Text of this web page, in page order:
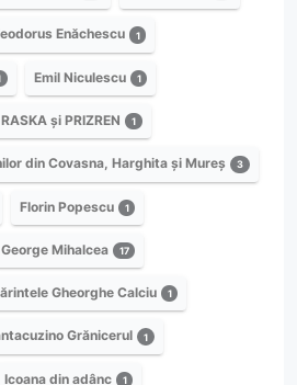
Enăchescu 1
Emil Niculescu 1
și PRIZREN 1
din Covasna, Harghita și Mureș 3
Florin Popescu 1
George Mihalcea 17
Gheorghe Calciu 1
Grănicerul 1
Icoana din adânc 1